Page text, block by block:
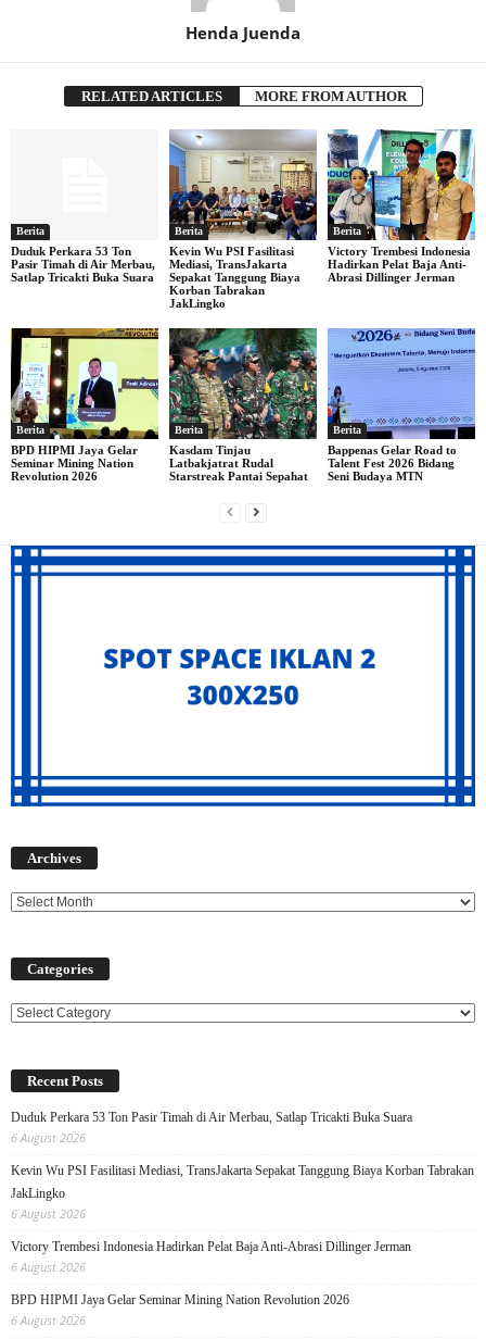
Henda Juenda
RELATED ARTICLES MORE FROM AUTHOR
Berita
Duduk Perkara 53 Ton
Pasir Timah di Air Merbau,
Satlap Tricakti Buka Suara
Berita
Kevin Wu PSI Fasilitasi
Mediasi, TransJakarta
Sepakat Tanggung Biaya
Korban Tabrakan
JakLingko
Berita
Victory Trembesi Indonesia
Hadirkan Pelat Baja Anti-
Abrasi Dillinger Jerman
Berita
BPD HIPMI Jaya Gelar
Seminar Mining Nation
Revolution 2026
Berita
Kasdam Tinjau
Latbakjatrat Rudal
Starstreak Pantai Sepahat
Berita
Bappenas Gelar Road to
Talent Fest 2026 Bidang
Seni Budaya MTN
Archives
Categories
Categories
Recent Posts
Duduk Perkara 53 Ton Pasir Timah di Air Merbau, Satlap Tricakti Buka Suara
6 August 2026
Kevin Wu PSI Fasilitasi Mediasi, TransJakarta Sepakat Tanggung Biaya Korban Tabrakan
JakLingko
6 August 2026
Victory Trembesi Indonesia Hadirkan Pelat Baja Anti-Abrasi Dillinger Jerman
6 August 2026
BPD HIPMI Jaya Gelar Seminar Mining Nation Revolution 2026
6 August 2026